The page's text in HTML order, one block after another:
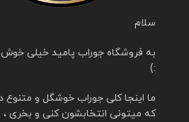
سلام
به فروشگاه جوراب پامید خیلی
:)
ما اینجا کلی جوراب خوشگل و متنوع
که میتونی انتخابشون کنی و بخری